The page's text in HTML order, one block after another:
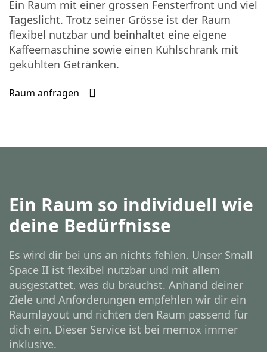
Ein Raum mit einer grossen Fensterfront und viel
Tageslicht. Trotz seiner Grösse ist der Raum
flexibel nutzbar und beinhaltet eine eigene
Kaffeemaschine sowie einen Kühlschrank mit
gekühlten Getränken.
Raum anfragen
Ein Raum so individuell wie
deine Bedürfnisse
Es wird dir bei uns an nichts fehlen. Unser Small
Space II ist flexibel nutzbar und mit allem
ausgestattet, was du brauchst. Anhand deiner
Ziele und Anforderungen empfehlen wir dir ein
Raumlayout und richten den Raum passend für
dich ein. Dieser Service ist bei memox immer
inklusive.